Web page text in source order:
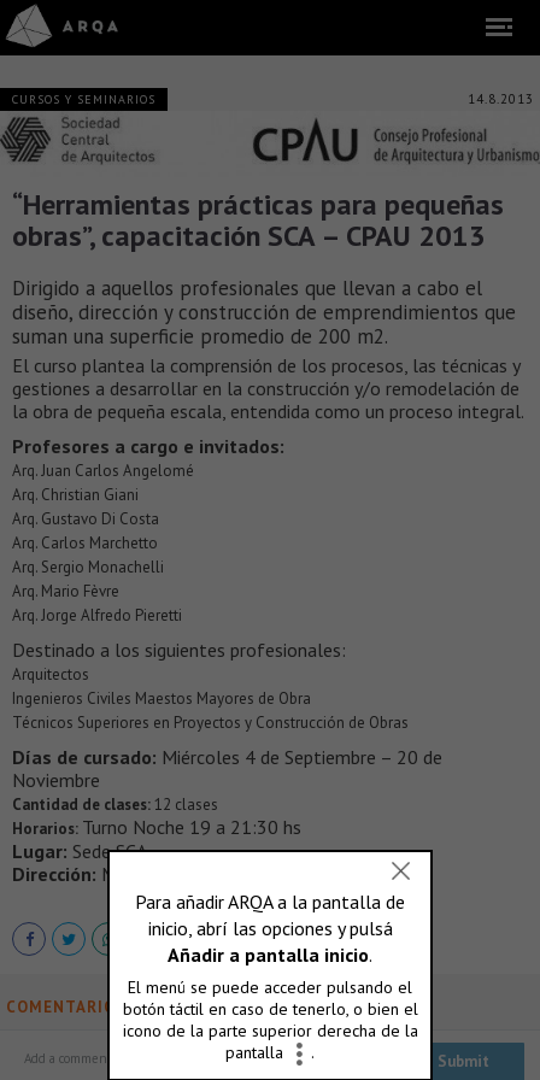
CURSOS Y SEMINARIOS 14.8.2013
“Herramientas prácticas para pequeñas
obras”, capacitación SCA – CPAU 2013
Dirigido a aquellos profesionales que llevan a cabo el
diseño, dirección y construcción de emprendimientos que
suman una superficie promedio de 200 m2.
El curso plantea la comprensión de los procesos, las técnicas y
gestiones a desarrollar en la construcción y/o remodelación de
la obra de pequeña escala, entendida como un proceso integral.
Profesores a cargo e invitados:
Arq. Juan Carlos Angelomé
Arq. Christian Giani
Arq. Gustavo Di Costa
Arq. Carlos Marchetto
Arq. Sergio Monachelli
Arq. Mario Fèvre
Arq. Jorge Alfredo Pieretti
Destinado a los siguientes profesionales:
Arquitectos
Ingenieros Civiles Maestos Mayores de Obra
Técnicos Superiores en Proyectos y Construcción de Obras
Días de cursado: Miércoles 4 de Septiembre – 20 de
Noviembre
Cantidad de clases: 12 clases
Horarios: Turno Noche 19 a 21:30 hs
Lugar: Sede SCA
Dirección: Montevideo 938, CABA, Buenos Aires
COMENTARIOS